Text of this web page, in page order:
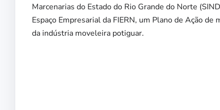
Marcenarias do Estado do Rio Grande do Norte
Espaço Empresarial da FIERN, um Plano de Ação
da indústria moveleira potiguar.